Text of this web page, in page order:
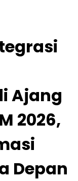
Ajang
2026,
Depan